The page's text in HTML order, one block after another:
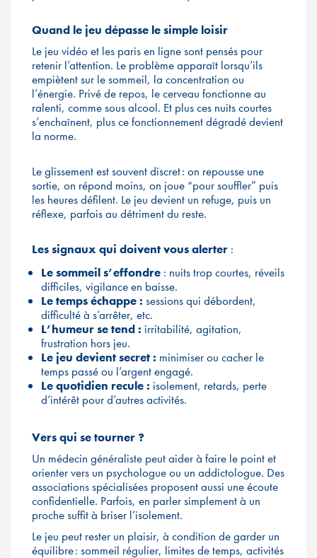
Quand le jeu dépasse le simple loisir
Le jeu vidéo et les paris en ligne sont pensés pour
retenir l’attention. Le problème apparaît lorsqu’ils
empiètent sur le sommeil, la concentration ou
l’énergie. Privé de repos, le cerveau fonctionne au
ralenti, comme sous alcool. Et plus ces nuits courtes
s’enchaînent, plus ce fonctionnement dégradé devient
la norme.
Le glissement est souvent discret : on repousse une
sortie, on répond moins, on joue “pour souffler” puis
les heures défilent. Le jeu devient un refuge, puis un
réflexe, parfois au détriment du reste.
Les signaux qui doivent vous alerter :
Le sommeil s’effondre : nuits trop courtes, réveils
difficiles, vigilance en baisse.
Le temps échappe : sessions qui débordent,
difficulté à s’arrêter, etc.
L’humeur se tend : irritabilité, agitation,
frustration hors jeu.
Le jeu devient secret : minimiser ou cacher le
temps passé ou l’argent engagé.
Le quotidien recule : isolement, retards, perte
d’intérêt pour d’autres activités.
Vers qui se tourner ?
Un médecin généraliste peut aider à faire le point et
orienter vers un psychologue ou un addictologue. Des
associations spécialisées proposent aussi une écoute
confidentielle. Parfois, en parler simplement à un
proche suffit à briser l’isolement.
Le jeu peut rester un plaisir, à condition de garder un
équilibre : sommeil régulier, limites de temps, activités